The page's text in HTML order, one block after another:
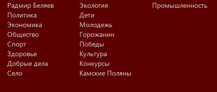
Радмир Беляев
Политика
Экономика
Общество
Спорт
Здоровье
Добрые дела
Село
Экология
Дети
Молодежь
Горожанин
Победы
Культура
Конкурсы
Камские Поляны
Промышленность